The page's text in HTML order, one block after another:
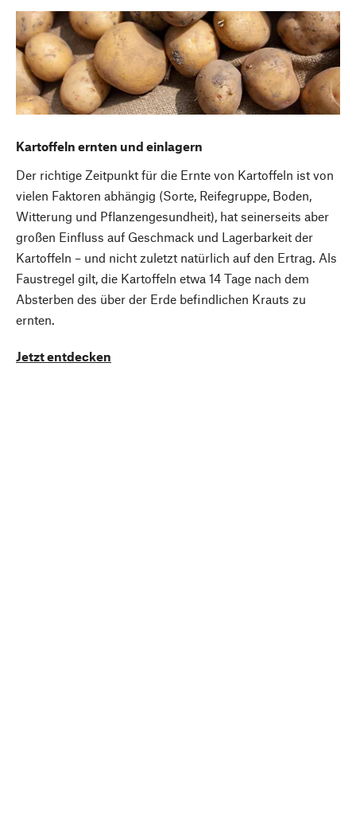
Kartoffeln ernten und einlagern
Der richtige Zeitpunkt für die Ernte von Kartoffeln ist von
vielen Faktoren abhängig (Sorte, Reifegruppe, Boden,
Witterung und Pflanzengesundheit), hat seinerseits aber
großen Einfluss auf Geschmack und Lagerbarkeit der
Kartoffeln – und nicht zuletzt natürlich auf den Ertrag. Als
Faustregel gilt, die Kartoffeln etwa 14 Tage nach dem
Absterben des über der Erde befindlichen Krauts zu
ernten.
Jetzt entdecken